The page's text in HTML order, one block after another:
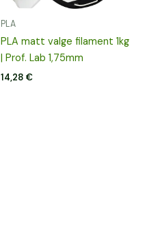
PLA
PLA matt valge filament 1kg
| Prof. Lab 1,75mm
14,28 €